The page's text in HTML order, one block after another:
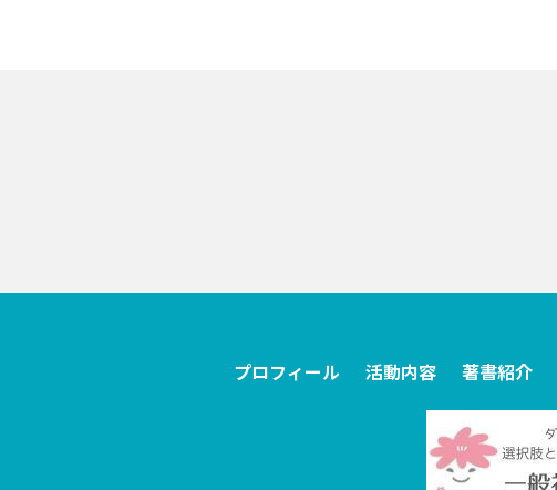
プロフィール 活動内容 著書紹介